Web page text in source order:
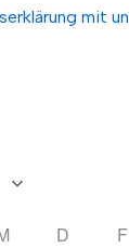
mit
D F